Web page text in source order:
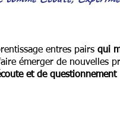
entres pairs qui
émerger de nouvelles
et de questionnement